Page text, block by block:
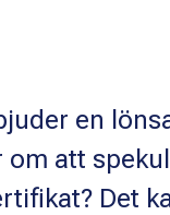
en
om att
Det